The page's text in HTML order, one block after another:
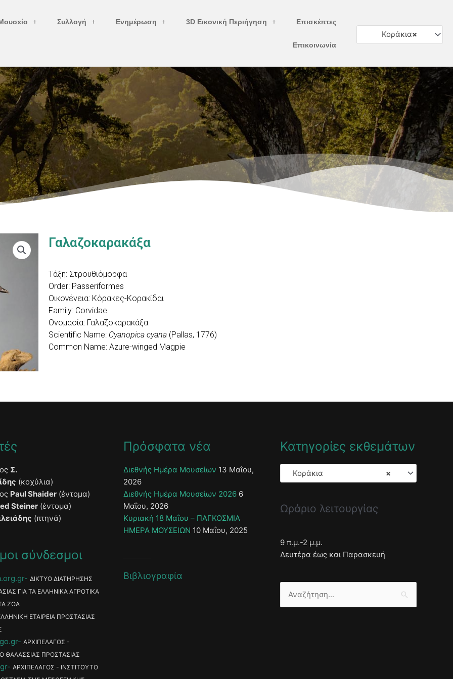
Συλλογή Ενημέρωση 3D Εικονική Περιήγηση Επισκέπτες
Επικοινωνία
×
Κοράκια
Γαλαζοκαρακάξα
Τάξη: Στρουθιόμορφα
Order: Passeriformes
Οικογένεια: Κόρακες-Κορακίδαι
Family: Corvidae
Ονομασία: Γαλαζοκαρακάξα
Scientific Name: Cyanopica cyana (Pallas, 1776)
Common Name: Azure-winged Magpie
Σ.
(κοχύλια)
Paul Shaider (έντομα)
Steiner (έντομα)
(πτηνά)
σύνδεσμοι
ΔΙΚΤΥΟ ΔΙΑΤΗΡΗΣΗΣ
ΓΙΑ ΤΑ ΕΛΛΗΝΙΚΑ ΑΓΡΟΤΙΚΑ
ΖΩΑ
ΕΤΑΙΡΕΙΑ ΠΡΟΣΤΑΣΙΑΣ
ΑΡΧΙΠΕΛΑΓΟΣ -
ΘΑΛΑΣΣΙΑΣ ΠΡΟΣΤΑΣΙΑΣ
ΑΡΧΙΠΕΛΑΓΟΣ - ΙΝΣΤΙΤΟΥΤΟ
Πρόσφατα νέα
Διεθνής Ημέρα Μουσείων 13 Μαΐου,
2026
Διεθνής Ημέρα Μουσείων 2026 6
Μαΐου, 2026
Κυριακή 18 Μαΐου – ΠΑΓΚΟΣΜΙΑ
ΗΜΕΡΑ ΜΟΥΣΕΙΩΝ 10 Μαΐου, 2025
Βιβλιογραφία
Κατηγορίες εκθεμάτων
×
Κοράκια
Ωράριο λειτουργίας
9 π.μ.-2 μ.μ.
Δευτέρα έως και Παρασκευή
Αναζήτηση
για: